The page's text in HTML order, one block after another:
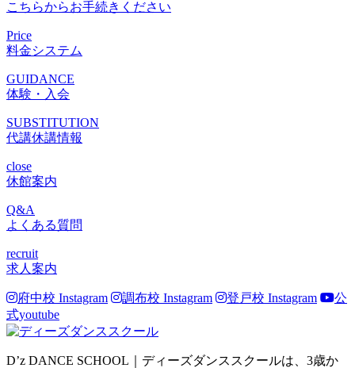
こちらからお手続きください
Price
料金システム
GUIDANCE
体験・入会
SUBSTITUTION
代講休講情報
close
休館案内
Q&A
よくある質問
recruit
求人案内
府中校 Instagram 調布校 Instagram 登戸校 Instagram
公
式youtube
D’z DANCE SCHOOL｜ディーズダンススクールは、3歳か